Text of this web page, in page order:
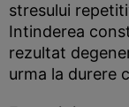
stresului
Intinderea
rezultat
urma la durere